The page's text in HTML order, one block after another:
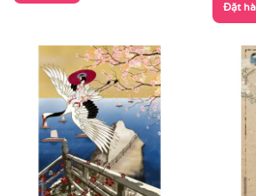
Công nghệ in đỉnh cao – Khổ lớn:
in hiện đại bậc nhất, Printek cam
Đặt